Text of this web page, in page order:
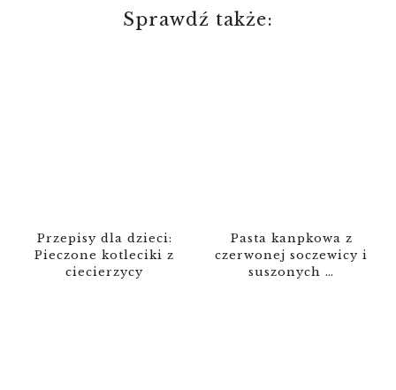
Sprawdź także:
Przepisy dla dzieci:
Pieczone kotleciki z
ciecierzycy
Pasta kanpkowa z
czerwonej soczewicy i
suszonych …